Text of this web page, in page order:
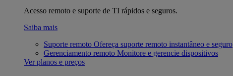
Acesso remoto e suporte de TI rápidos e seguros.
Saiba mais
Suporte remoto Ofereça suporte remoto instantâneo e seguro
Gerenciamento remoto Monitore e gerencie dispositivos
Ver planos e preços